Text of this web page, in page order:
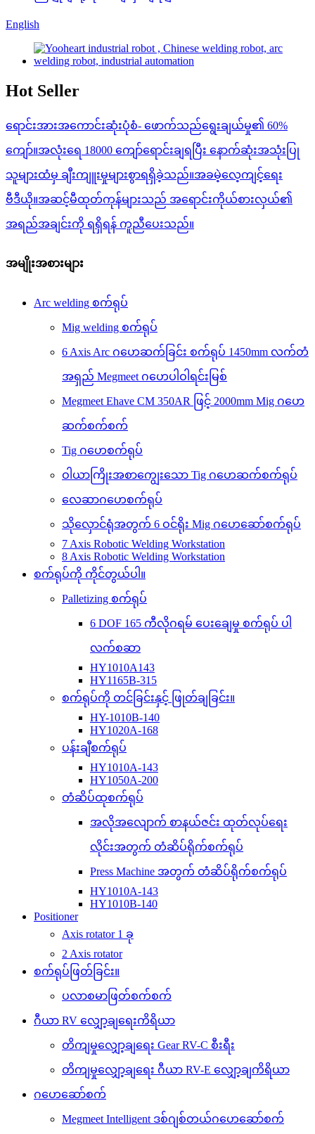
English
Hot Seller
ရောင်းအားအကောင်းဆုံးပုံစံ- ဖောက်သည်ရွေးချယ်မှု၏ 60%
ကျော်။အလုံးရေ 18000 ကျော်ရောင်းချရပြီး နောက်ဆုံးအသုံးပြု
သူများထံမှ ချီးကျူးမှုများစွာရရှိခဲ့သည်။အခမဲ့လေ့ကျင့်ရေး
ဗီဒီယို။အဆင့်မီထုတ်ကုန်များသည် အရောင်းကိုယ်စားလှယ်၏
အရည်အချင်းကို ရရှိရန် ကူညီပေးသည်။
အမျိုးအစားများ
Arc welding စက်ရုပ်
Mig welding စက်ရုပ်
6 Axis Arc ဂဟေဆက်ခြင်း စက်ရုပ် 1450mm လက်တံ
အရှည် Megmeet ဂဟေပါဝါရင်းမြစ်
Megmeet Ehave CM 350AR ဖြင့် 2000mm Mig ဂဟေ
ဆက်စက်စက်
Tig ဂဟေစက်ရုပ်
ဝါယာကြိုးအစာကျွေးသော Tig ဂဟေဆက်စက်ရုပ်
လေဆာဂဟေစက်ရုပ်
သိုလှောင်ရုံအတွက် 6 ဝင်ရိုး Mig ဂဟေဆော်စက်ရုပ်
7 Axis Robotic Welding Workstation
8 Axis Robotic Welding Workstation
စက်ရုပ်ကို ကိုင်တွယ်ပါ။
Palletizing စက်ရုပ်
6 DOF 165 ကီလိုဂရမ် ပေးချေမှု စက်ရုပ် ပါ
လက်စဆာ
HY1010A143
HY1165B-315
စက်ရုပ်ကို တင်ခြင်းနှင့် ဖြုတ်ချခြင်း။
HY-1010B-140
HY1020A-168
ပန်းချီစက်ရုပ်
HY1010A-143
HY1050A-200
တံဆိပ်ထုစက်ရုပ်
အလိုအလျောက် စာနယ်ဇင်း ထုတ်လုပ်ရေး
လိုင်းအတွက် တံဆိပ်ရိုက်စက်ရုပ်
Press Machine အတွက် တံဆိပ်ရိုက်စက်ရုပ်
HY1010A-143
HY1010B-140
Positioner
Axis rotator 1 ခု
2 Axis rotator
စက်ရုပ်ဖြတ်ခြင်း။
ပလာစမာဖြတ်စက်စက်
ဂီယာ RV လျှော့ချရေးကိရိယာ
တိကျမှုလျှော့ချရေး Gear RV-C စီးရီး
တိကျမှုလျှော့ချရေး ဂီယာ RV-E လျှော့ချကိရိယာ
ဂဟေဆော်စက်
Megmeet Intelligent ဒစ်ဂျစ်တယ်ဂဟေဆော်စက်